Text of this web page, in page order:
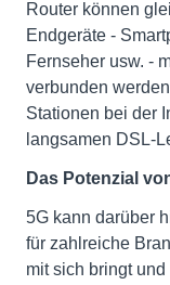
Router können
Endgeräte -
Fernseher usw. -
verbunden
Stationen bei der
langsamen DSL-
Das Potenzial
5G kann darüber
für zahlreiche
mit sich bringt